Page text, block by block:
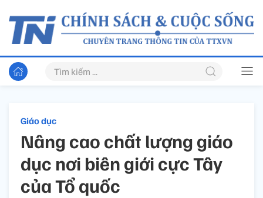
Giáo dục
Nâng cao chất lượng giáo
dục nơi biên giới cực Tây
của Tổ quốc